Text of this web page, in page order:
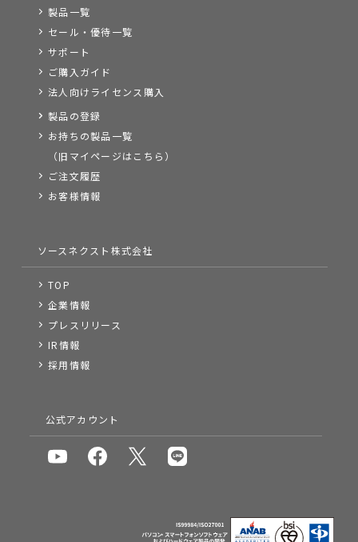
製品一覧
セール・優待一覧
サポート
ご購入ガイド
法人向けライセンス購入
製品の登録
お持ちの製品一覧
（旧マイページはこちら）
ご注文履歴
お客様情報
ソースネクスト株式会社
TOP
企業情報
プレスリリース
IR情報
採用情報
公式アカウント